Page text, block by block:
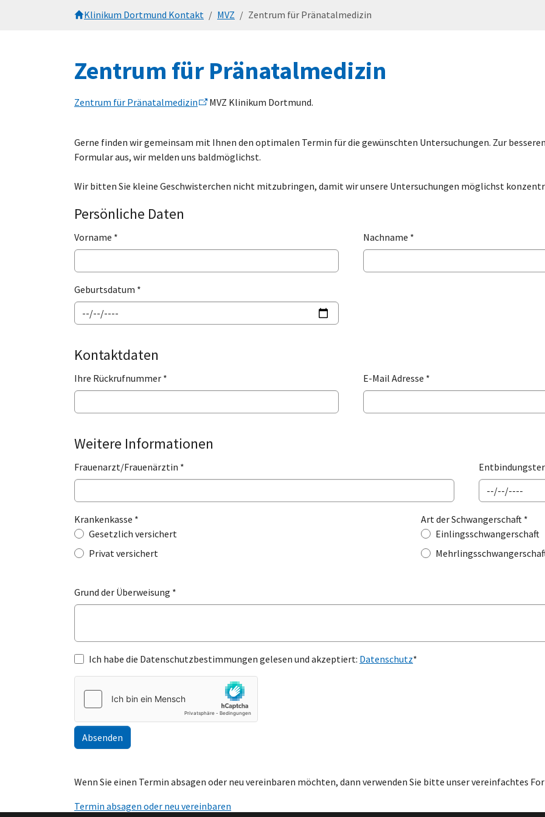
Klinikum Dortmund Kontakt MVZ Zentrum für Pränatalmedizin
Zentrum für Pränatalmedizin
Zentrum für Pränatalmedizin MVZ Klinikum Dortmund.
Gerne finden wir gemeinsam mit Ihnen den optimalen Termin für die gewünschten Untersuchungen. Zur
Formular aus, wir melden uns baldmöglichst.
Wir bitten Sie kleine Geschwisterchen nicht mitzubringen, damit wir unsere Untersuchungen möglichst
Persönliche Daten
Vorname * Nachname *
Geburtsdatum *
Kontaktdaten
Ihre Rückrufnummer * E-Mail Adresse *
Weitere Informationen
Frauenarzt/Frauenärztin *
Krankenkasse
Krankenkasse *
Gesetzlich versichert
Privat versichert
Art der
Art der Schwangerschaft *
Einlingsschwangerschaft
Grund der Überweisung *
Ich habe die Datenschutzbestimmungen gelesen und akzeptiert: Datenschutz*
Absenden
Wenn Sie einen Termin absagen oder neu vereinbaren möchten, dann verwenden Sie bitte unser vereinfachtes
Termin absagen oder neu vereinbaren